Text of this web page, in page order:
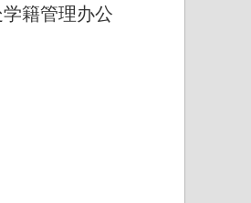
籍管理办公